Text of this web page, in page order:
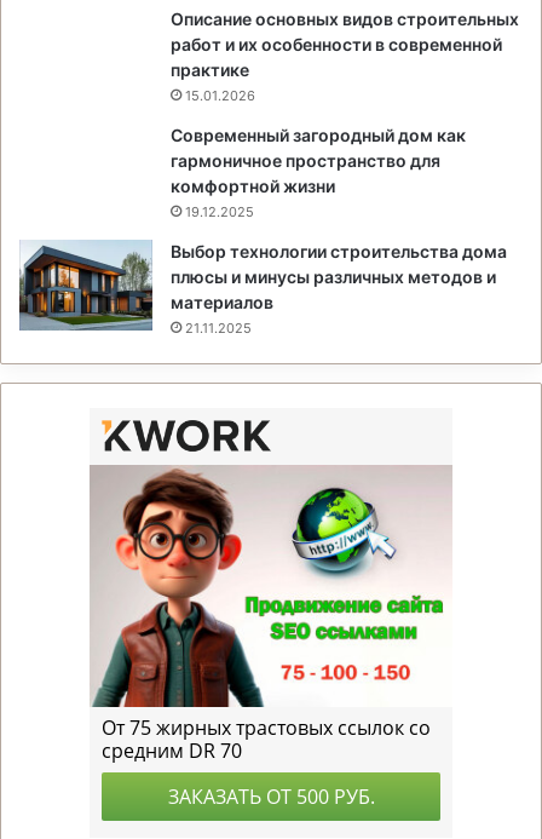
Описание основных видов строительных
работ и их особенности в современной
практике
15.01.2026
Современный загородный дом как
гармоничное пространство для
комфортной жизни
19.12.2025
Выбор технологии строительства дома
плюсы и минусы различных методов и
материалов
21.11.2025